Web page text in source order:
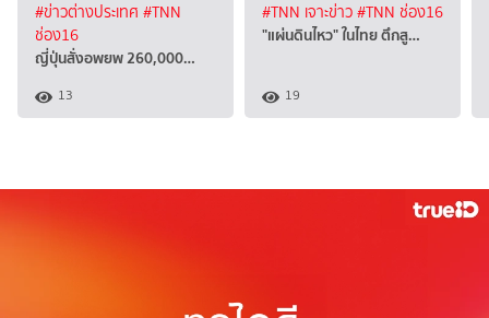
#ข่าวต่างประเทศ #TNN
ช่อง16
ญี่ปุ่นสั่งอพยพ 260,000…
13
#TNN เจาะข่าว#TNN ช่อง16
"แผ่นดินไหว" ในไทย ตึกสู…
19